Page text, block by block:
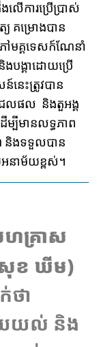
ើការប្រើប្រាស់
គម្រោងបាន
មគ្គទេសក៍ណែនាំ
បង្គាដោយប្រើ
នេះត្រូវបាន
ជលផល និងតួអង្គ
ម្បីមានលទ្ធភាព
ព និងទទួលបាន
នាម័យខ្ពស់។
ហគ្រាស
ខ ឃីម)
ា
យយល់ និង